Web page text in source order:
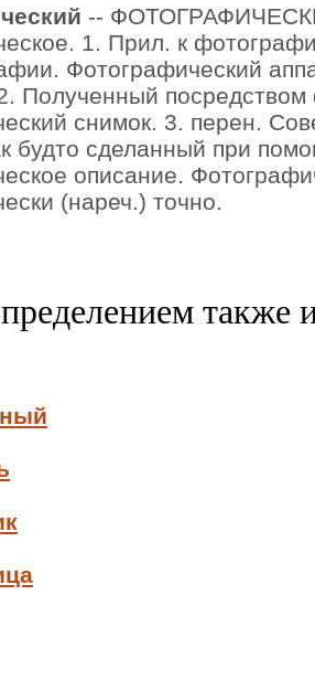
--
1. Прил. к
Фотографический
Полученный
снимок. 3. перен.
будто сделанный при
описание.
(нареч.) точно.
также